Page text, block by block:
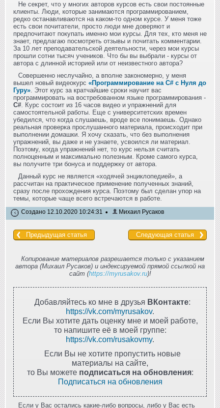
Не секрет, что у многих авторов курсов есть свои постоянные
клиенты. Люди, которые занимаются программированием,
редко останавливаются на каком-то одном курсе. У меня тоже
есть свои почитатели, просто люди мне доверяют и
предпочитают покупать именно мои курсы. Для тех, кто меня не
знает, предлагаю посмотреть отзывы и почитать комментарии.
За 10 лет преподавательской деятельности, через мои курсы
прошли сотни тысяч учеников. Что бы вы выбрали - курсы от
автора с длинной историей или от неизвестного автора?
Совершенно неслучайно, а вполне закономерно, у меня
вышел новый видеокурс «Программирование на C# с Нуля до
Гуру». Этот курс за кратчайшие сроки научит вас
программировать на востребованном языке программирования -
C#. Курс состоит из 16 часов видео и упражнений для
самостоятельной работы. Еще с университетских времен
убедился, что когда слушаешь, вроде все понимаешь. Однако
реальная проверка прослушанного материала, происходит при
выполнении домашки. Я хочу сказать, что без выполнения
упражнений, вы даже и не узнаете, усвоился ли материал.
Поэтому, когда упражнений нет, то курс нельзя считать
полноценным и максимально полезным. Кроме самого курса,
вы получите три бонуса и поддержку от автора.
Данный курс не является «ходячей энциклопедией», а
рассчитан на практическое применение полученных знаний,
сразу после прохождения курса. Поэтому был сделан упор на
темы, которые чаще всего встречаются в работе.
Создано 12.10.2020 10:24:31 Михаил Русаков
Предыдущая статья Следующая статья
Копирование материалов разрешается только с указанием
автора (Михаил Русаков) и индексируемой прямой ссылкой на
сайт (https://myrusakov.ru)!
Добавляйтесь ко мне в друзья ВКонтакте:
https://vk.com/myrusakov.
Если Вы хотите дать оценку мне и моей работе,
то напишите её в моей группе:
https://vk.com/rusakovmy.
Если Вы не хотите пропустить новые
материалы на сайте,
то Вы можете подписаться на обновления:
Подписаться на обновления
Если у Вас остались какие-либо вопросы, либо у Вас есть